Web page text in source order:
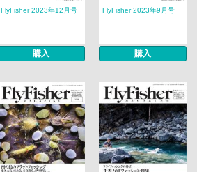
FlyFisher 2023年12月号
購入
FlyFisher 2023年9月号
購入